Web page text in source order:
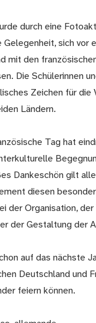
durch eine
Gelegenheit, sich vor
mit den
Die Schülerinnen
Zeichen für die
Ländern.
Tag hat
Dankeschön gilt
diesen
der Organisation,
der Gestaltung der
auf das nächste
Deutschland und
feiern können.